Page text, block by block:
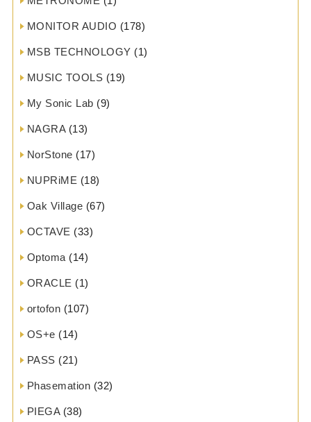
MONITOR AUDIO (178)
MSB TECHNOLOGY (1)
MUSIC TOOLS (19)
My Sonic Lab (9)
NAGRA(13)
NorStone (17)
NUPRiME (18)
Oak Village (67)
OCTAVE (33)
Optoma (14)
ORACLE (1)
ortofon (107)
OS+e (14)
PASS (21)
Phasemation (32)
PIEGA(38)